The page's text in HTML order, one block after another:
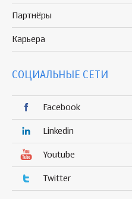
Партнёры
Карьера
СОЦИАЛЬНЫЕ СЕТИ
Facebook
Linkedin
Youtube
Twitter